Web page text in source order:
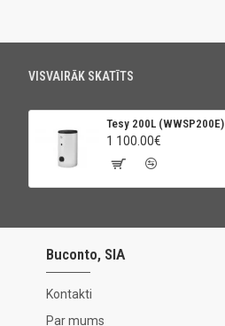
VISVAIRĀK SKATĪTS
Tesy 200L (WWSP200E)
1 100.00€
Buconto, SIA
Kontakti
Par mums